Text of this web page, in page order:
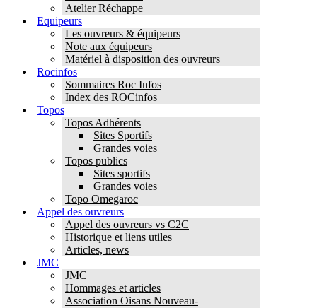
Atelier Réchappe
Equipeurs
Les ouvreurs & équipeurs
Note aux équipeurs
Matériel à disposition des ouvreurs
Rocinfos
Sommaires Roc Infos
Index des ROCinfos
Topos
Topos Adhérents
Sites Sportifs
Grandes voies
Topos publics
Sites sportifs
Grandes voies
Topo Omegaroc
Appel des ouvreurs
Appel des ouvreurs vs C2C
Historique et liens utiles
Articles, news
JMC
JMC
Hommages et articles
Association Oisans Nouveau-